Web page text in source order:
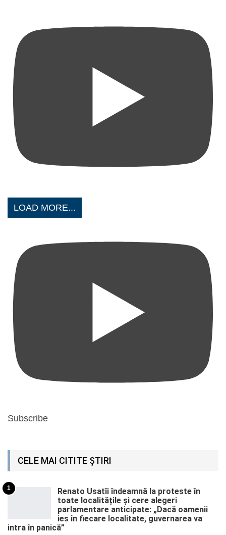
LOAD MORE...
Subscribe
CELE MAI CITITE ȘTIRI
1
Renato Usatîi îndeamnă la proteste în
toate localitățile și cere alegeri
parlamentare anticipate: „Dacă oamenii
ies în fiecare localitate, guvernarea va
intra în panică”